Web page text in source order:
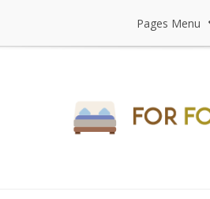
Pages Menu